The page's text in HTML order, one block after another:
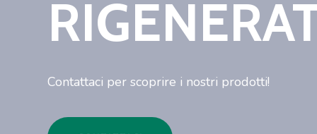
Contattaci per scoprire i nostri prodotti!